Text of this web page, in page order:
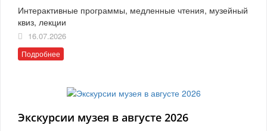
Интерактивные программы, медленные чтения, музейный
квиз, лекции
16.07.2026
Подробнее
Экскурсии музея в августе 2026